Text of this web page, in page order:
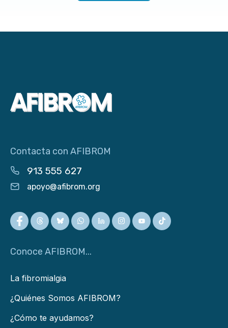
Contacta con AFIBROM
913 555 627
apoyo@afibrom.org
Conoce AFIBROM...
La fibromialgia
¿Quiénes Somos AFIBROM?
¿Cómo te ayudamos?